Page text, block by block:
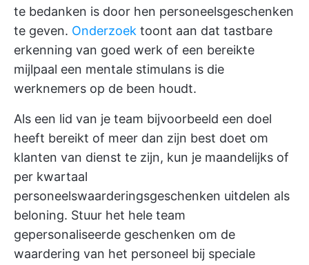
te bedanken is door hen personeelsgeschenken
te geven. Onderzoek toont aan dat tastbare
erkenning van goed werk of een bereikte
mijlpaal een mentale stimulans is die
werknemers op de been houdt.
Als een lid van je team bijvoorbeeld een doel
heeft bereikt of meer dan zijn best doet om
klanten van dienst te zijn, kun je maandelijks of
per kwartaal
personeelswaarderingsgeschenken uitdelen als
beloning. Stuur het hele team
gepersonaliseerde geschenken om de
waardering van het personeel bij speciale